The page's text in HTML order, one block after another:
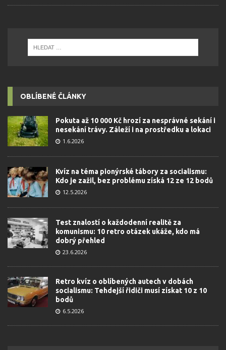
OBLÍBENÉ ČLÁNKY
Pokuta až 10 000 Kč hrozí za nesprávné sekání i
nesekání trávy. Záleží i na prostředku a lokaci
1.6.2026
Kvíz na téma pionýrské tábory za socialismu:
Kdo je zažil, bez problému získá 12 ze 12 bodů
12.5.2026
Test znalostí o každodenní realitě za
komunismu: 10 retro otázek ukáže, kdo má
dobrý přehled
23.6.2026
Retro kvíz o oblíbených autech v dobách
socialismu: Tehdejší řidiči musí získat 10 z 10
bodů
6.5.2026